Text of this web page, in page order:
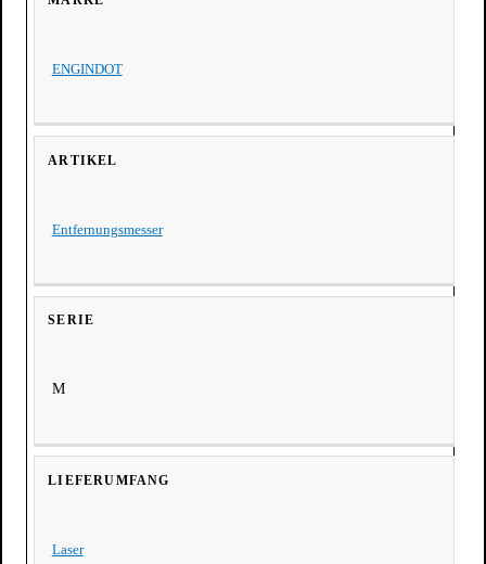
ENGINDOT
ARTIKEL
Entfernungsmesser
SERIE
M
LIEFERUMFANG
Laser